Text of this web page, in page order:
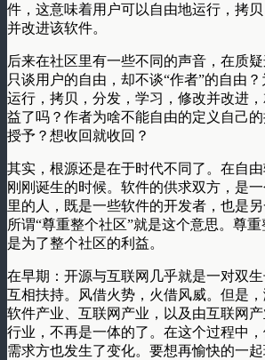
件，这意味着用户可以自由地运行，拷
并改进该软件。
后来在社区里有一些不同的声音，在质
只谈用户的自由，却不谈“作者”的自由
运行，拷贝，分发，学习，修改并改进
益了吗？作者为啥不能自由的定义自己
授予？想收回就收回？
其实，根源还是在于时代不同了。在自
刚刚诞生的时候。软件的供求双方，是
里的人，既是一些软件的开发者，也是另
所谓“尊重整个社区”就是这个意思。尊
是为了整个社区的利益。
在早期：开源与互联网几乎就是一对双生
互相扶持。风借火势，火借风威。但是
软件产业、互联网产业，以及由互联网
行业，不再是一体的了。在这个过程中，
需求方也发生了变化。要想再愉快的一